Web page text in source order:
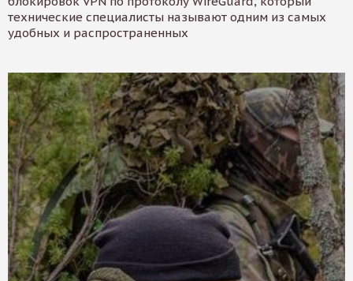
технические специалисты называют одним из самых
удобных и распространенных